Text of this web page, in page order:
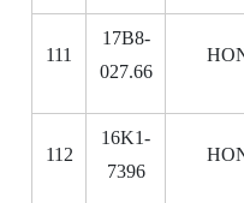
111
17B8-
027.66
112
16K1-
7396